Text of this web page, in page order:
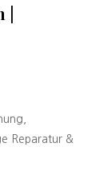
Reparatur &